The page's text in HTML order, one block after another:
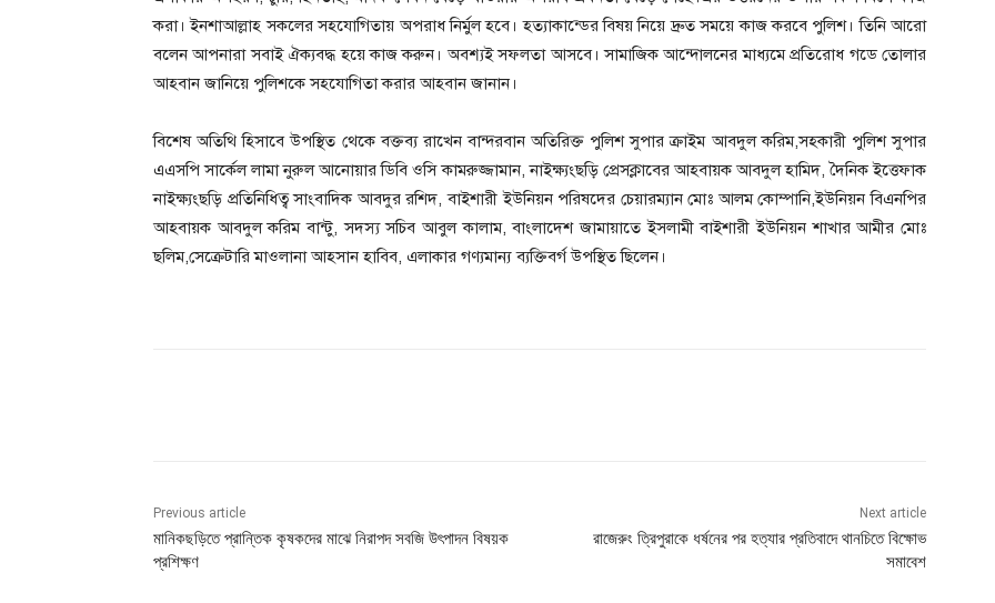
করা। ইনশাআল্লাহ সকলের সহযোগিতায় অপরাধ নির্মুল হবে। হত্যাকান্ডের বিষয় নিয়ে দ্রুত সময়ে কাজ করবে পুলিশ। তিনি আরো
বলেন আপনারা সবাই ঐক্যবদ্ধ হয়ে কাজ করুন। অবশ্যই সফলতা আসবে। সামাজিক আন্দোলনের মাধ্যমে প্রতিরোধ গডে তোলার
আহবান জানিয়ে পুলিশকে সহযোগিতা করার আহবান জানান।
বিশেষ অতিথি হিসাবে উপস্থিত থেকে বক্তব্য রাখেন বান্দরবান অতিরিক্ত পুলিশ সুপার ক্রাইম আবদুল করিম,সহকারী পুলিশ সুপার
এএসপি সার্কেল লামা নুরুল আনোয়ার ডিবি ওসি কামরুজ্জামান, নাইক্ষ্যংছড়ি প্রেসক্লাবের আহবায়ক আবদুল হামিদ, দৈনিক ইত্তেফাক
নাইক্ষ্যংছড়ি প্রতিনিধিত্ব সাংবাদিক আবদুর রশিদ, বাইশারী ইউনিয়ন পরিষদের চেয়ারম্যান মোঃ আলম কোম্পানি,ইউনিয়ন বিএনপির
আহবায়ক আবদুল করিম বান্টু, সদস্য সচিব আবুল কালাম, বাংলাদেশ জামায়াতে ইসলামী বাইশারী ইউনিয়ন শাখার আমীর মোঃ
ছলিম,সেক্রেটারি মাওলানা আহসান হাবিব, এলাকার গণ্যমান্য ব্যক্তিবর্গ উপস্থিত ছিলেন।
Previous article
মানিকছড়িতে প্রান্তিক কৃষকদের মাঝে নিরাপদ সবজি উৎপাদন বিষয়ক
প্রশিক্ষণ
Next article
রাজেরুং ত্রিপুরাকে ধর্ষনের পর হত্যার প্রতিবাদে থানচিতে বিক্ষোভ
সমাবেশ